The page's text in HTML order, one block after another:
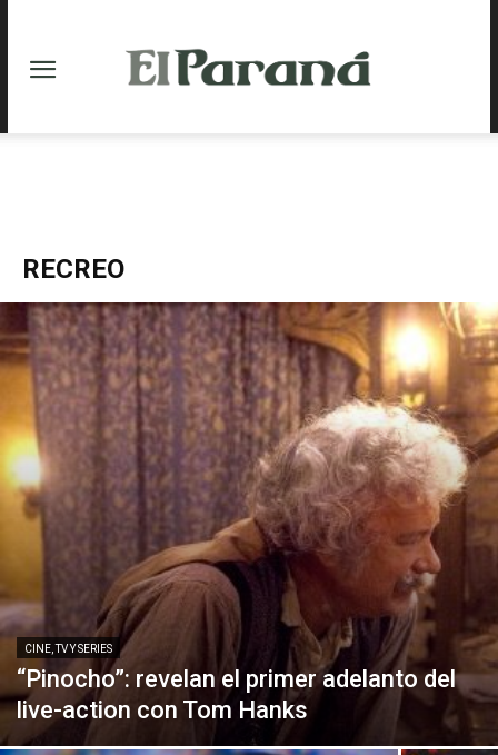
RECREO
CINE, TV Y SERIES
“Pinocho”: revelan el primer adelanto del
live-action con Tom Hanks